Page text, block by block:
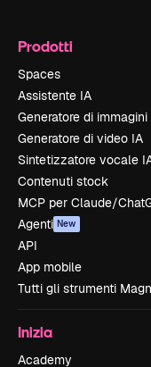
Prodotti
Spaces
Assistente IA
Generatore di immagini
Generatore di video IA
Sintetizzatore vocale
Contenuti stock
MCP per Claude/
Agenti New
API
App mobile
Tutti gli strumenti
Inizia
Academy